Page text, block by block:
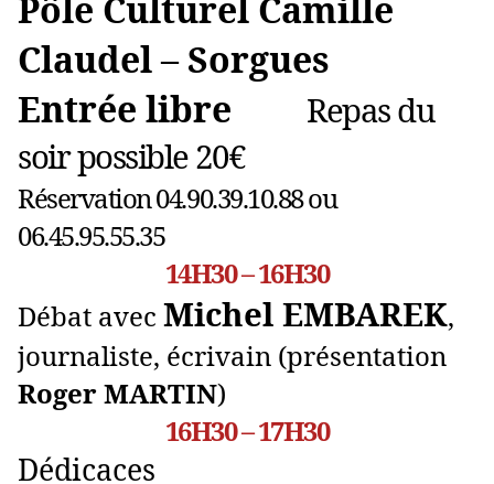
Pôle Culturel Camille
Claudel – Sorgues
Entrée libre
Repas du
soir possible 20€
Réservation 04.90.39.10.88 ou
06.45.95.55.35
14H30 – 16H30
Débat avec Michel EMBAREK,
journaliste, écrivain (présentation
Roger MARTIN)
16H30 – 17H30
Dédicaces